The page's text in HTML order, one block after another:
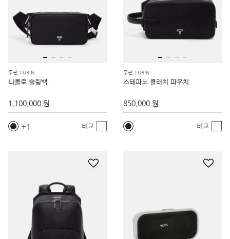
투린 TURIN
니콜로 슬링백
1,100,000 원
1 비교
투린 TURIN
스테파노 클러치 파우치
850,000 원
비교